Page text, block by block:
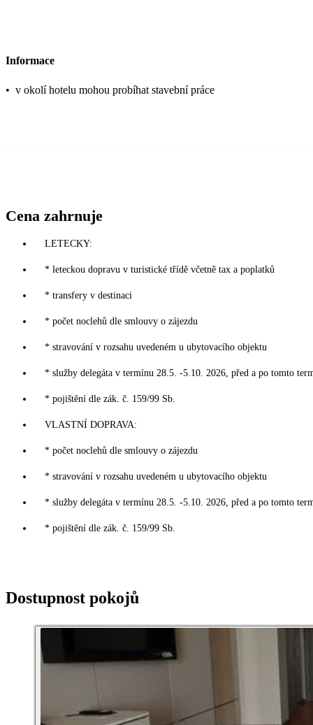
Informace
• v okolí hotelu mohou probíhat stavební práce
Cena zahrnuje
LETECKY:
* leteckou dopravu v turistické třídě včetně tax a poplatků
* transfery v destinaci
* počet noclehů dle smlouvy o zájezdu
* stravování v rozsahu uvedeném u ubytovacího objektu
* služby delegáta v termínu 28.5. -5.10. 2026, před a po tomto
* pojištění dle zák. č. 159/99 Sb.
VLASTNÍ DOPRAVA:
* počet noclehů dle smlouvy o zájezdu
* stravování v rozsahu uvedeném u ubytovacího objektu
* služby delegáta v termínu 28.5. -5.10. 2026, před a po tomto
* pojištění dle zák. č. 159/99 Sb.
Dostupnost pokojů